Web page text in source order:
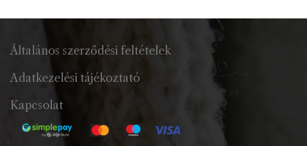
Általános szerződési feltételek
Adatkezelési tájékoztató
Kapcsolat